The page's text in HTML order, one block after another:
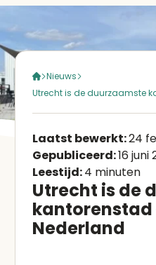
Nieuws
Utrecht is de duurzaamste
Laatst bewerkt:24
Gepubliceerd:16 juni
Leestijd:4 minuten
Utrecht is de
kantorenstad
Nederland